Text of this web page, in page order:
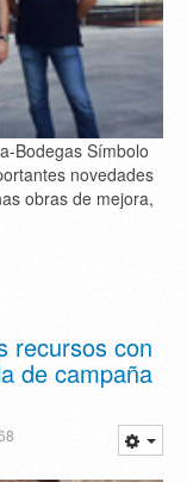
Bodegas Símbolo
novedades
obras de mejora,
recursos con
de campaña